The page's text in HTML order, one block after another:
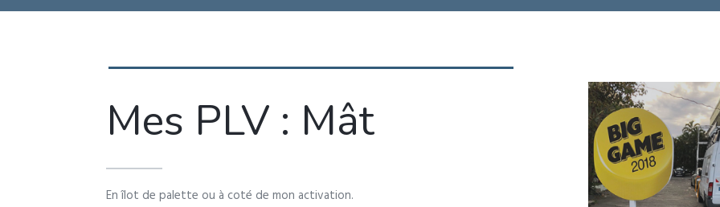
Mes PLV : Mât
En îlot de palette ou à coté de mon activation.